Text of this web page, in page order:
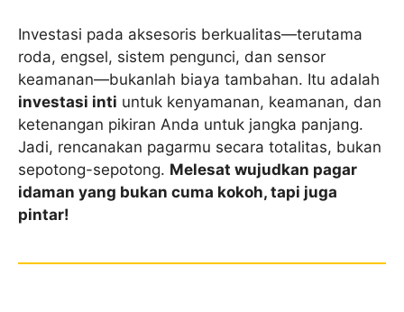
Investasi pada aksesoris berkualitas—terutama
roda, engsel, sistem pengunci, dan sensor
keamanan—bukanlah biaya tambahan. Itu adalah
investasi inti untuk kenyamanan, keamanan, dan
ketenangan pikiran Anda untuk jangka panjang.
Jadi, rencanakan pagarmu secara totalitas, bukan
sepotong-sepotong. Melesat wujudkan pagar
idaman yang bukan cuma kokoh, tapi juga
pintar!